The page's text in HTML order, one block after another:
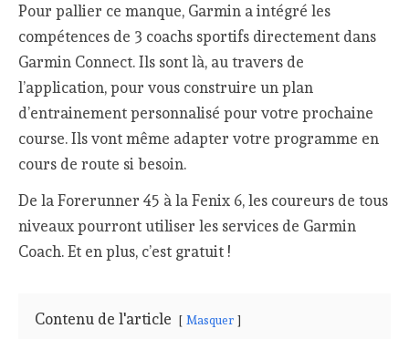
Pour pallier ce manque, Garmin a intégré les
compétences de 3 coachs sportifs directement dans
Garmin Connect. Ils sont là, au travers de
l’application, pour vous construire un plan
d’entrainement personnalisé pour votre prochaine
course. Ils vont même adapter votre programme en
cours de route si besoin.
De la Forerunner 45 à la Fenix 6, les coureurs de tous
niveaux pourront utiliser les services de Garmin
Coach. Et en plus, c’est gratuit !
Contenu de l'article Masquer